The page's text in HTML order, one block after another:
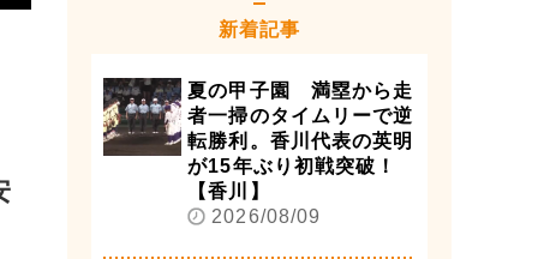
新着記事
夏の甲子園 満塁から走
者一掃のタイムリーで逆
転勝利。香川代表の英明
が15年ぶり初戦突破！
【香川】
2026/08/09